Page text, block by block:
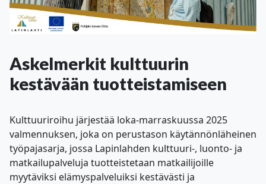
Askelmerkit kulttuurin
kestävään tuotteistamiseen
Kulttuuriroihu järjestää loka-marraskuussa 2025
valmennuksen, joka on perustason käytännönläheinen
työpajasarja, jossa Lapinlahden kulttuuri-, luonto- ja
matkailupalveluja tuotteistetaan matkailijoille
myytäviksi elämyspalveluiksi kestävästi ja